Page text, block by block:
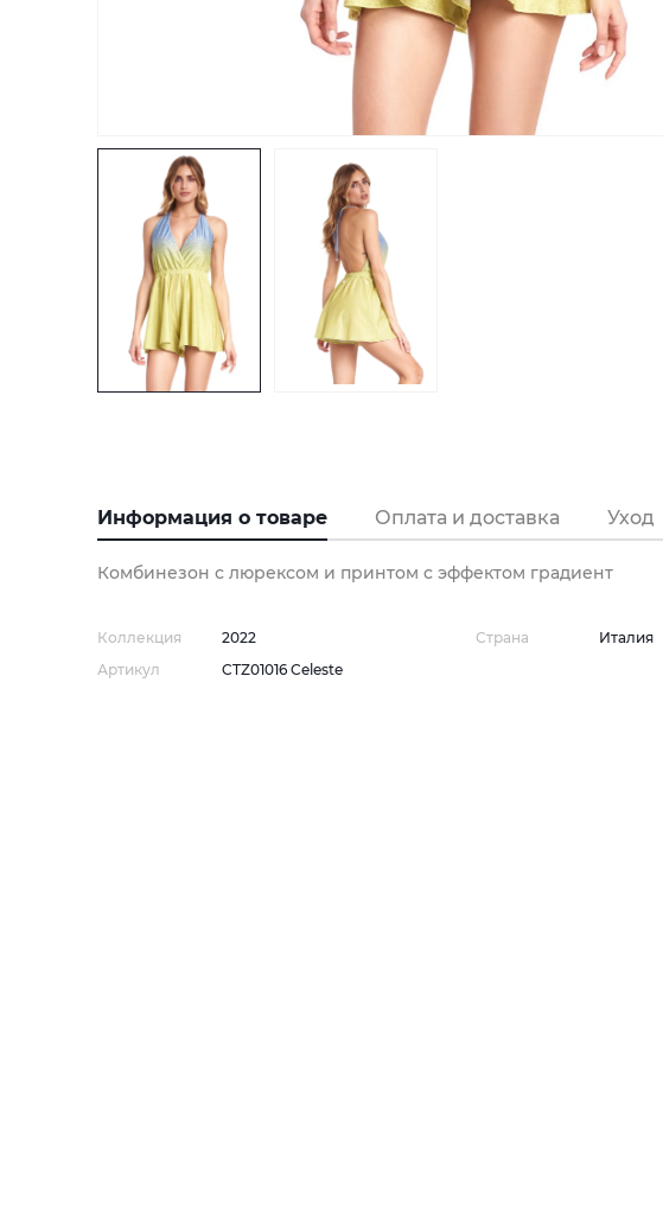
Информация о товаре Оплата и доставка Уход
Комбинезон с люрексом и принтом с эффектом градиент
Коллекция
2022
Артикул
CTZ01016 Celeste
Страна Италия